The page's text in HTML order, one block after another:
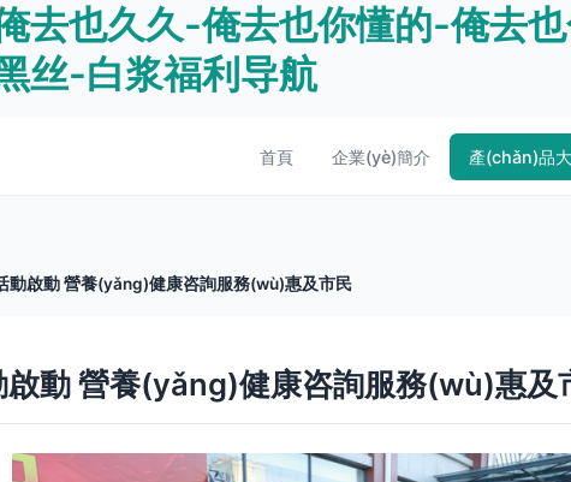
去也久久-俺去也你懂的-俺去
丝-白浆福利导航
首頁 企業(yè)簡介 產(chǎn)品
動啟動 營養(yǎng)健康咨詢服務(wù)惠及市民
動 營養(yǎng)健康咨詢服務(wù)惠及